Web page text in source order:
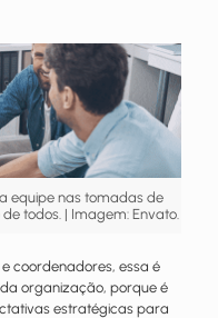
equipe nas tomadas de
todos. | Imagem: Envato.
coordenadores, essa é
organização, porque é
estratégicas para